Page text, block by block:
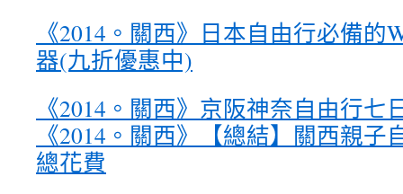
《2014。關西》 日本自由行必備的
器(九折優惠中)
《2014。關西》京阪神奈自由行七
《2014。關西》【總結】關西親子
總花費